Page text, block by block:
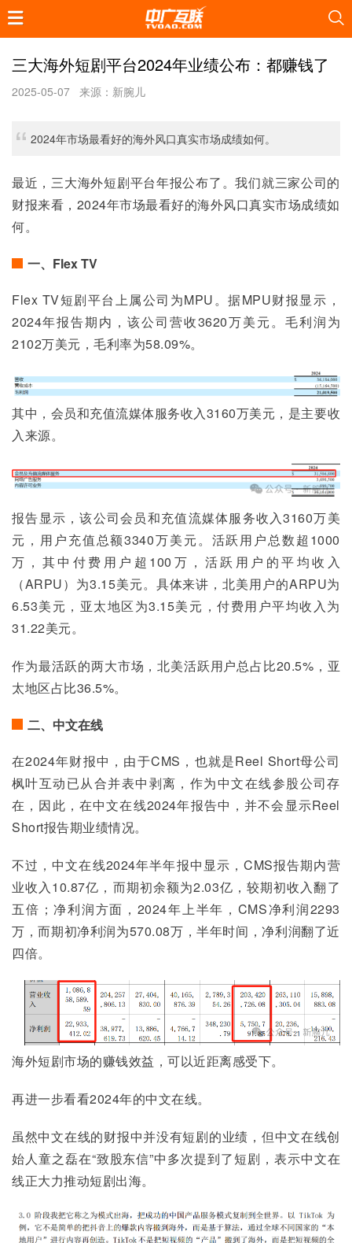
三大海外短剧平台2024年业绩公布：都赚钱了
2025-05-07 来源：新腕儿
2024年市场最看好的海外风口真实市场成绩如何。
最近，三大海外短剧平台年报公布了。我们就三家公司的
财报来看，2024年市场最看好的海外风口真实市场成绩如
何。
一、Flex TV
Flex TV短剧平台上属公司为MPU。据MPU财报显示，
2024年报告期内，该公司营收3620万美元。毛利润为
2102万美元，毛利率为58.09%。
其中，会员和充值流媒体服务收入3160万美元，是主要收
入来源。
报告显示，该公司会员和充值流媒体服务收入3160万美
元，用户充值总额3340万美元。活跃用户总数超1000
万，其中付费用户超100万，活跃用户的平均收入
（ARPU）为3.15美元。具体来讲，北美用户的ARPU为
6.53美元，亚太地区为3.15美元，付费用户平均收入为
31.22美元。
作为最活跃的两大市场，北美活跃用户总占比20.5%，亚
太地区占比36.5%。
二、中文在线
在2024年财报中，由于CMS，也就是Reel Short母公司
枫叶互动已从合并表中剥离，作为中文在线参股公司存
在，因此，在中文在线2024年报告中，并不会显示Reel
Short报告期业绩情况。
不过，中文在线2024年半年报中显示，CMS报告期内营
业收入10.87亿，而期初余额为2.03亿，较期初收入翻了
五倍；净利润方面，2024年上半年，CMS净利润2293
万，而期初净利润为570.08万，半年时间，净利润翻了近
四倍。
海外短剧市场的赚钱效益，可以近距离感受下。
再进一步看看2024年的中文在线。
虽然中文在线的财报中并没有短剧的业绩，但中文在线创
始人童之磊在“致股东信”中多次提到了短剧，表示中文在
线正大力推动短剧出海。